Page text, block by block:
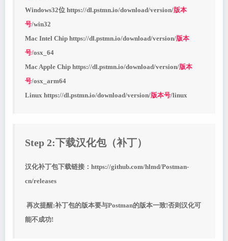
Windows32位 https://dl.pstmn.io/download/version/版本
号/win32
Mac Intel Chip https://dl.pstmn.io/download/version/版本
号/osx_64
Mac Apple Chip https://dl.pstmn.io/download/version/版本
号/osx_arm64
Linux https://dl.pstmn.io/download/version/版本号/linux
Step 2:下载汉化包（补丁）
汉化补丁包下载链接：https://github.com/hlmd/Postman-
cn/releases
再次提醒:补丁包的版本要与Postman的版本一致!否则汉化可
能不成功!